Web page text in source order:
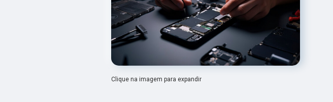
Clique na imagem para expandir